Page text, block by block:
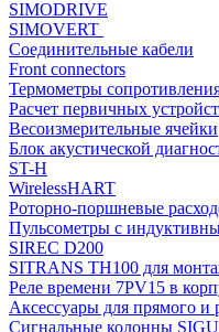
SIMODRIVE
SIMOVERT
Соединительные кабели
Front connectors
Термометры
Расчет первичных
Весоизмерительные ячейки
Блок акустической
ST-H
WirelessHART
Роторно-поршневые
Пульсометры с
SIREC D200
SITRANS TH100 для
Реле времени 7PV15 в
Аксессуары для прямого и
Сигнальные колонны